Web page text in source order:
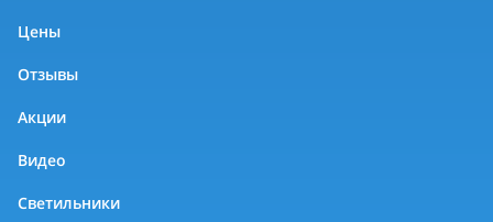
Цены
Отзывы
Акции
Видео
Светильники